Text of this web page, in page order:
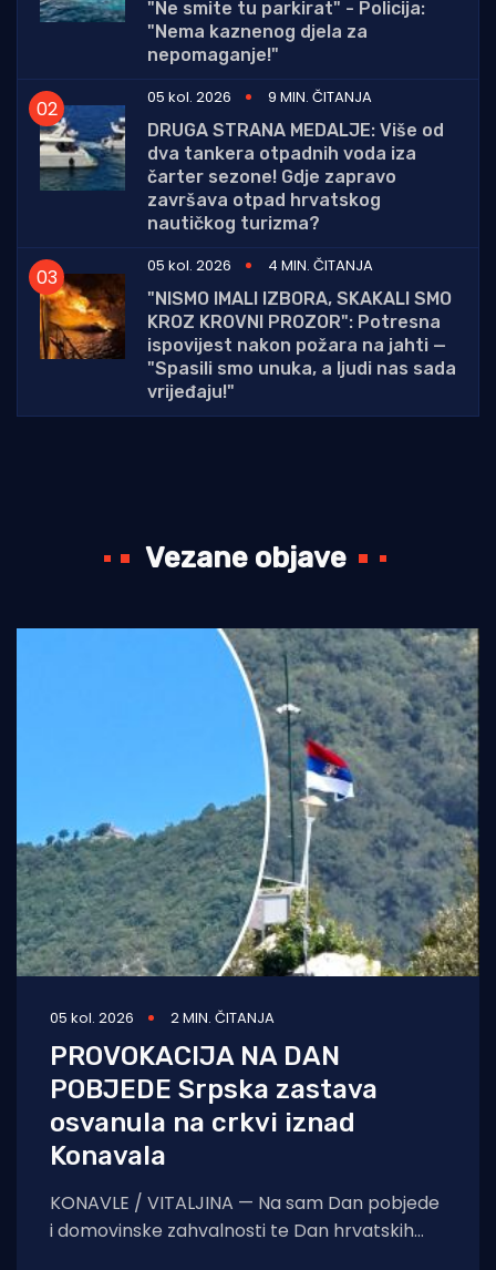
"Ne smite tu parkirat" - Policija:
"Nema kaznenog djela za
nepomaganje!"
05 kol. 2026
9 MIN. ČITANJA
DRUGA STRANA MEDALJE: Više od
dva tankera otpadnih voda iza
čarter sezone! Gdje zapravo
završava otpad hrvatskog
nautičkog turizma?
05 kol. 2026
4 MIN. ČITANJA
"NISMO IMALI IZBORA, SKAKALI SMO
KROZ KROVNI PROZOR": Potresna
ispovijest nakon požara na jahti —
"Spasili smo unuka, a ljudi nas sada
vrijeđaju!"
Vezane objave
05 kol. 2026 2 MIN. ČITANJA
PROVOKACIJA NA DAN
POBJEDE Srpska zastava
osvanula na crkvi iznad
Konavala
KONAVLE / VITALJINA — Na sam Dan pobjede
i domovinske zahvalnosti te Dan hrvatskih